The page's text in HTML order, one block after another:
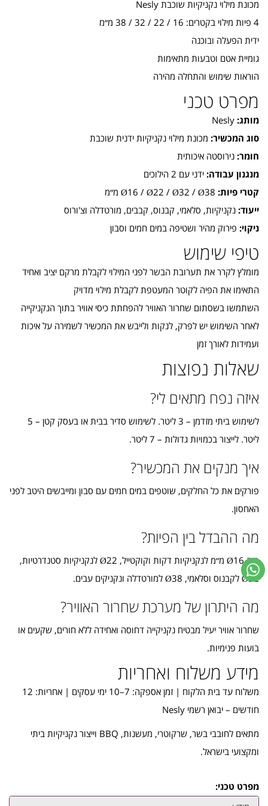
מכונת מילוי נקניקיות שוכבת Nesly
4 פיות מילוי בקטרים: 16 / 22 / 32 / 38 מ״מ
ידית הפעלה ובוכנה
גומיית אטם וטבעות מתאימות
הוראות שימוש והתחלה מהירה
מפרט טכני
מותג:
סוג המכשיר: מכונת מילוי נקניקיות ידנית שוכבת
חומר: נירוסטה איכותית
מנגנון עבודה: ידני עם 2 הילוכים
קטרי פיות:
ייעוד: נקניקיות, סלאמי, קבנוס, קבבים, מורטדלה וצ'ורוס
ניקוי: פירוק מהיר ושטיפה במים חמים וסבון
טיפי שימוש
מומלץ לקרר את תערובת הבשר לפני המילוי לקבלת מרקם יציב ואחיד
התאימו את הפיה לקוטר המעטפת לקבלת מילוי מדויק
השתמשו בשסתום שחרור האוויר להפחתת כיסי אוויר בתוך הנקניקייה
לאחר השימוש יש לפרק, לנקות ולייבש את המכשיר לשמירה על איכות
ועמידות לאורך זמן
שאלות נפוצות
איזה נפח מתאים לי?
לשימוש ביתי מזדמן – 3 ליטר. לשימוש סדיר בבית או בעסק קטן – 5
ליטר. לייצור בכמויות גדולות – 7 ליטר.
איך מנקים את המכשיר?
פורקים את כל החלקים, שוטפים במים חמים עם סבון ומייבשים היטב לפני
האחסון.
מה ההבדל בין הפיות?
פיה Ø16 מ״מ לנקניקיות דקות וקוקטייל, Ø22 לנקניקיות סטנדרטיות,
Ø32 לקבנוס וסלאמי, Ø38 למורטדלה ונקניקים עבים.
מה היתרון של מערכת שחרור האוויר?
שחרור אוויר יעיל מבטיח נקניקייה דחוסה ואחידה ללא חורים, שקעים או
בועות פנימיות.
מידע משלוח ואחריות
משלוח עד בית הלקוח | זמן אספקה: 7–10 ימי עסקים | אחריות: 12
חודשים – יבואן רשמי Nesly
מתאים לחובבי בשר, שרקוטרי, מעשנות, BBQ וייצור נקניקיות ביתי
ומקצועי בישראל.
מפרט טכני: